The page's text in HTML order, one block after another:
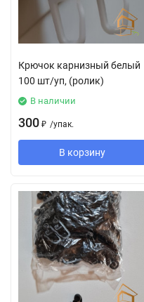
Крючок карнизный белый
100 шт/уп, (ролик)
В наличии
300 ₽ /упак.
В корзину